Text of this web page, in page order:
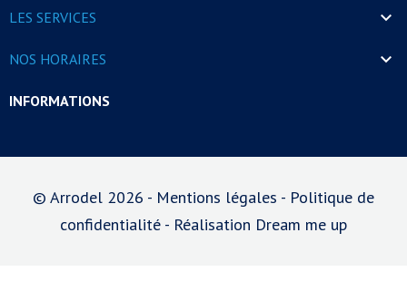
LES SERVICES 
NOS HORAIRES 
INFORMATIONS
© Arrodel 2026 - Mentions légales - Politique de
confidentialité - Réalisation Dream me up